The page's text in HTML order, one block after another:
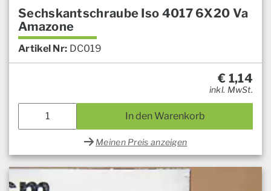
Sechskantschraube Iso 4017 6X20 Va
Amazone
Artikel Nr: DC019
€ 1,14
inkl. MwSt.
In den Warenkorb
Meinen Preis anzeigen